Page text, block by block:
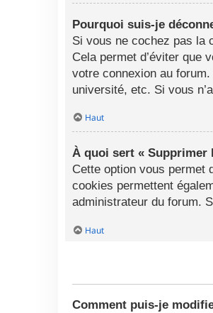
Pourquoi suis-je
Si vous ne cochez pas la
Cela permet d’éviter que
votre connexion au
université, etc. Si vous
Haut
À quoi sert « Supprimer
Cette option vous permet
cookies permettent
administrateur du forum.
Haut
Comment puis-je